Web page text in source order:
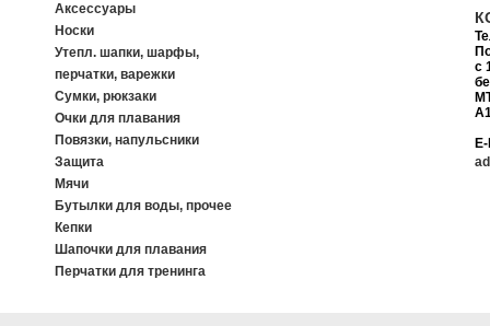
Аксессуары
Носки
Утепл. шапки, шарфы,
перчатки, варежки
Сумки, рюкзаки
Очки для плавания
Повязки, напульсники
Защита
Мячи
Бутылки для воды, прочее
Кепки
Шапочки для плавания
Перчатки для тренинга
с